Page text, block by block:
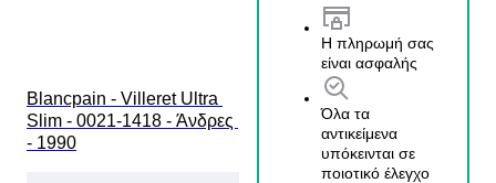
Blancpain - Villeret Ultra
Slim - 0021-1418 - Άνδρες
- 1990
Η πληρωμή σας
είναι ασφαλής
Όλα τα
αντικείμενα
υπόκεινται σε
ποιοτικό έλεγχο